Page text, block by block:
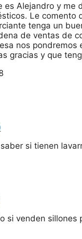
es Alejandro y
Le comento
tenga un
de ventas de
nos
gracias y que
si tienen
si venden